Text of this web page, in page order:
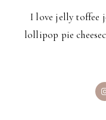
I love jelly toffee
lollipop pie